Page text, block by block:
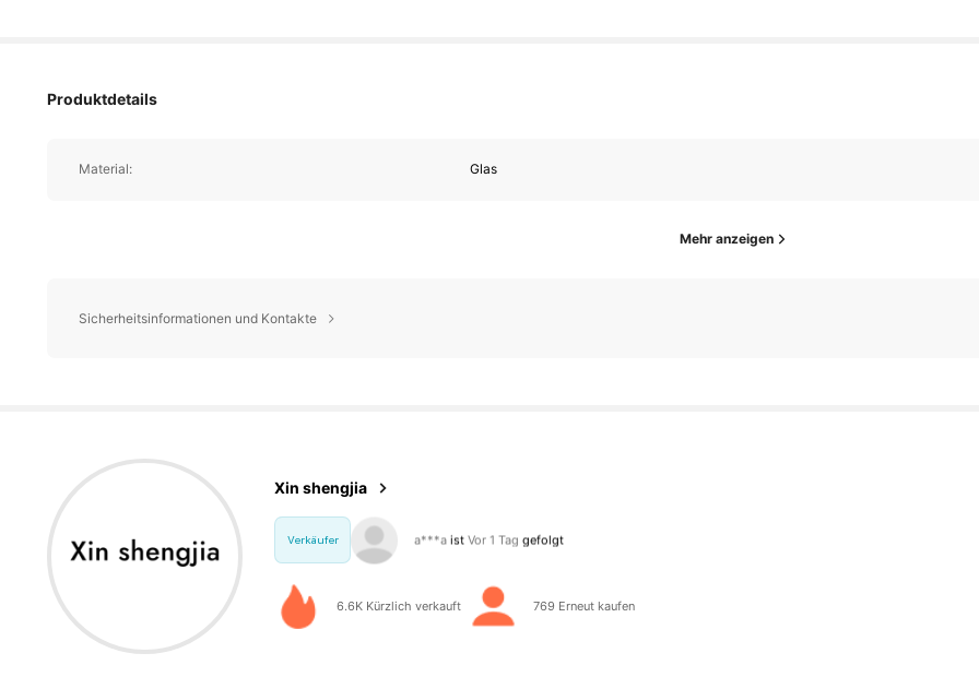
Produktdetails
Material: Glas
Mehr anzeigen
Sicherheitsinformationen und Kontakte
Xin shengjia
Verkäufer 4,86
6.6K Kürzlich verkauft 769 Erneut kaufen